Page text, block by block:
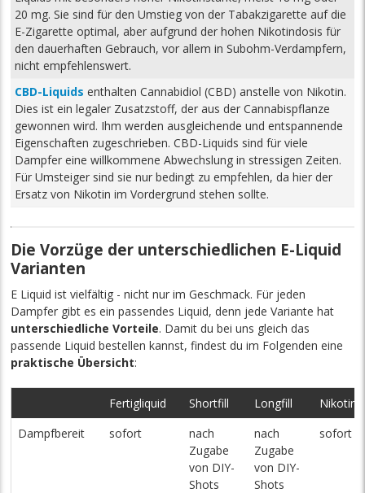
20 mg. Sie sind für den Umstieg von der Tabakzigarette auf die
E-Zigarette optimal, aber aufgrund der hohen Nikotindosis für
den dauerhaften Gebrauch, vor allem in Subohm-Verdampfern,
nicht empfehlenswert.
CBD-Liquids enthalten Cannabidiol (CBD) anstelle von Nikotin.
Dies ist ein legaler Zusatzstoff, der aus der Cannabispflanze
gewonnen wird. Ihm werden ausgleichende und entspannende
Eigenschaften zugeschrieben. CBD-Liquids sind für viele
Dampfer eine willkommene Abwechslung in stressigen Zeiten.
Für Umsteiger sind sie nur bedingt zu empfehlen, da hier der
Ersatz von Nikotin im Vordergrund stehen sollte.
Die Vorzüge der unterschiedlichen E-Liquid
Varianten
E Liquid ist vielfältig - nicht nur im Geschmack. Für jeden
Dampfer gibt es ein passendes Liquid, denn jede Variante hat
unterschiedliche Vorteile. Damit du bei uns gleich das
passende Liquid bestellen kannst, findest du im Folgenden eine
praktische Übersicht:
Fertigliquid Shortfill Longfill
Dampfbereit
sofort
nach
Zugabe
von DIY-
Shots
nach
Zugabe
von DIY-
Shots
sofort